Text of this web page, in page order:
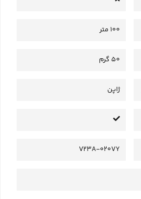
100 متر
50 گرم
ژاپن
V23A-020VY